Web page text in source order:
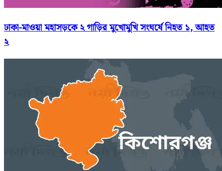
ঢাকা-মাওয়া মহাসড়কে ২ গাড়ির মুখোমুখি সংঘর্ষে নিহত ১, আহত
২